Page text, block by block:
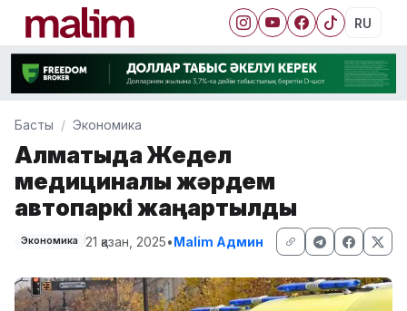
RU
Басты Экономика
Алматыда Жедел
медициналық жәрдем
автопаркі жаңартылды
Экономика 21 қазан, 2025•Malim Админ